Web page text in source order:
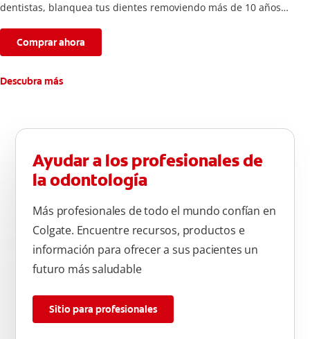
dentistas, blanquea tus dientes removiendo más de 10 años
Comprar ahora
Descubra más
Ayudar a los profesionales de
la odontología
Más profesionales de todo el mundo confían en
Colgate. Encuentre recursos, productos e
información para ofrecer a sus pacientes un
futuro más saludable
Sitio para profesionales